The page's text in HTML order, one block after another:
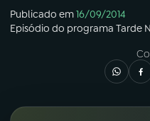
Publicado em16/09/2014
Episódio do programa Tarde